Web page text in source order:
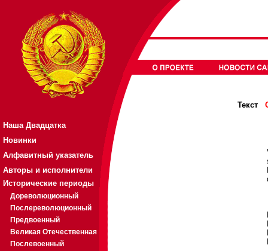
Наша Двадцатка
Новинки
Алфавитный указатель
Авторы и исполнители
Исторические периоды
Дореволюционный
Послереволюционный
Предвоенный
Великая Отечественная
Послевоенный
Текст